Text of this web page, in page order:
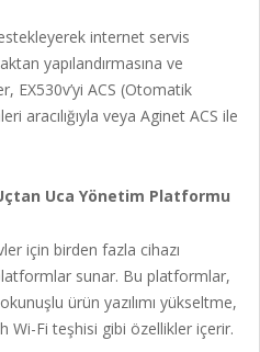
internet servis
yapılandırmasına ve
EX530v’yi ACS (Otomatik
aracılığıyla veya Aginet ACS ile
Uca Yönetim Platformu
için birden fazla cihazı
sunar. Bu platformlar,
ürün yazılımı yükseltme,
Wi-Fi teşhisi gibi özellikler içerir.